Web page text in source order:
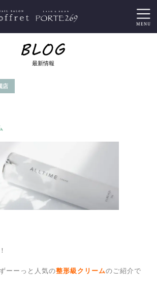
最新情報
店
ーーっと人気の整形級クリームのご紹介で